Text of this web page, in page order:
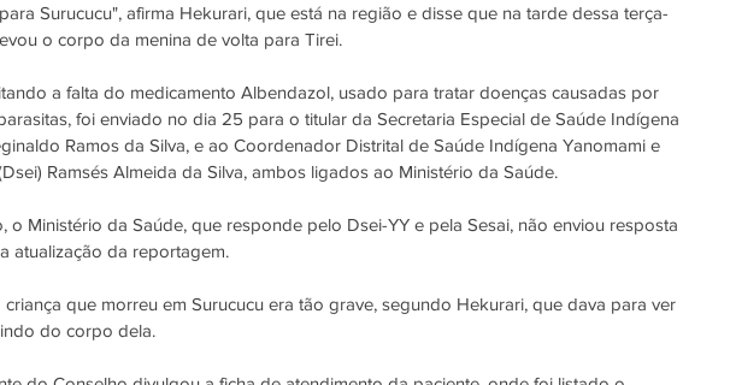
Surucucu", afirma Hekurari, que está na região e disse que na tarde dessa terça-
o corpo da menina de volta para Tirei.
a falta do medicamento Albendazol, usado para tratar doenças causadas por
foi enviado no dia 25 para o titular da Secretaria Especial de Saúde Indígena
Ramos da Silva, e ao Coordenador Distrital de Saúde Indígena Yanomami e
Ramsés Almeida da Silva, ambos ligados ao Ministério da Saúde.
o Ministério da Saúde, que responde pelo Dsei-YY e pela Sesai, não enviou resposta
atualização da reportagem.
criança que morreu em Surucucu era tão grave, segundo Hekurari, que dava para ver
do corpo dela.